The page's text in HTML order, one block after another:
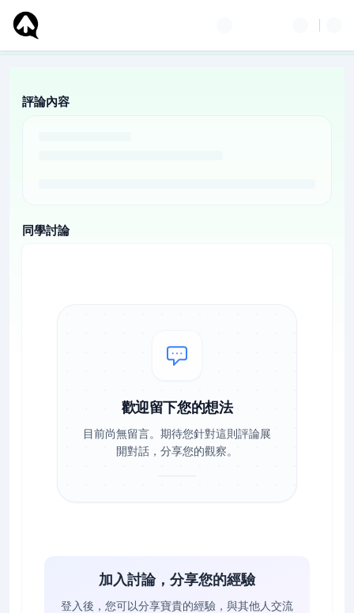
評論內容
同學討論
歡迎留下您的想法
目前尚無留言。期待您針對這則評論展
開對話，分享您的觀察。
加入討論，分享您的經驗
登入後，您可以分享寶貴的經驗，與其他人交流